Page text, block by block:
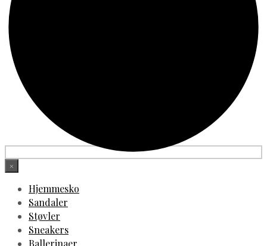
×
Hjemmesko
Sandaler
Støvler
Sneakers
Ballerinaer